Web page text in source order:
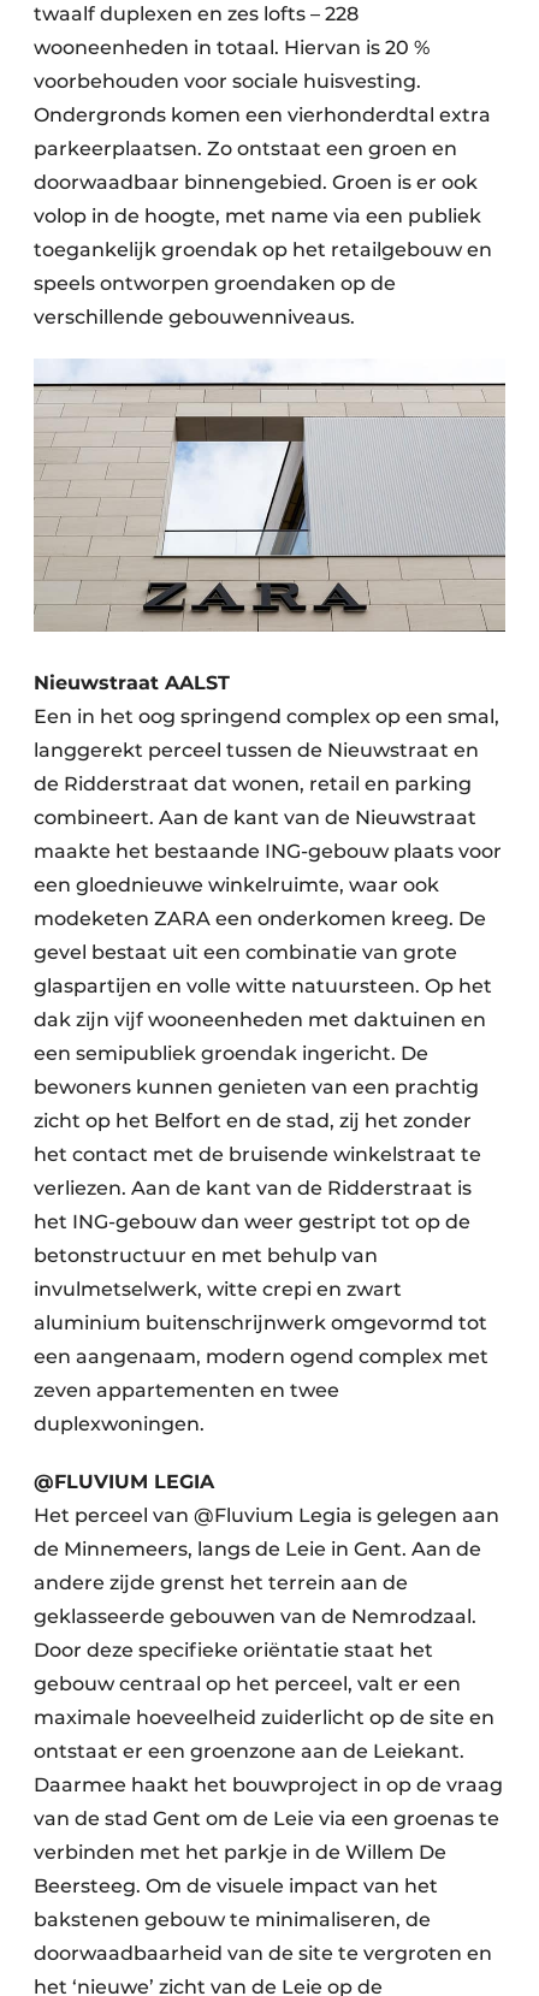
twaalf duplexen en zes lofts – 228
wooneenheden in totaal. Hiervan is 20 %
voorbehouden voor sociale huisvesting.
Ondergronds komen een vierhonderdtal extra
parkeerplaatsen. Zo ontstaat een groen en
doorwaadbaar binnengebied. Groen is er ook
volop in de hoogte, met name via een publiek
toegankelijk groendak op het retailgebouw en
speels ontworpen groendaken op de
verschillende gebouwenniveaus.
Nieuwstraat AALST
Een in het oog springend complex op een smal,
langgerekt perceel tussen de Nieuwstraat en
de Ridderstraat dat wonen, retail en parking
combineert. Aan de kant van de Nieuwstraat
maakte het bestaande ING-gebouw plaats voor
een gloednieuwe winkelruimte, waar ook
modeketen ZARA een onderkomen kreeg. De
gevel bestaat uit een combinatie van grote
glaspartijen en volle witte natuursteen. Op het
dak zijn vijf wooneenheden met daktuinen en
een semipubliek groendak ingericht. De
bewoners kunnen genieten van een prachtig
zicht op het Belfort en de stad, zij het zonder
het contact met de bruisende winkelstraat te
verliezen. Aan de kant van de Ridderstraat is
het ING-gebouw dan weer gestript tot op de
betonstructuur en met behulp van
invulmetselwerk, witte crepi en zwart
aluminium buitenschrijnwerk omgevormd tot
een aangenaam, modern ogend complex met
zeven appartementen en twee
duplexwoningen.
@FLUVIUM LEGIA
Het perceel van @Fluvium Legia is gelegen aan
de Minnemeers, langs de Leie in Gent. Aan de
andere zijde grenst het terrein aan de
geklasseerde gebouwen van de Nemrodzaal.
Door deze specifieke oriëntatie staat het
gebouw centraal op het perceel, valt er een
maximale hoeveelheid zuiderlicht op de site en
ontstaat er een groenzone aan de Leiekant.
Daarmee haakt het bouwproject in op de vraag
van de stad Gent om de Leie via een groenas te
verbinden met het parkje in de Willem De
Beersteeg. Om de visuele impact van het
bakstenen gebouw te minimaliseren, de
doorwaadbaarheid van de site te vergroten en
het ‘nieuwe’ zicht van de Leie op de